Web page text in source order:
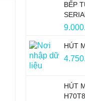
BẾP
HÚT
HÚT